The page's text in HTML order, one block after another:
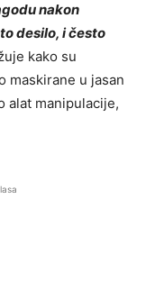
nakon
desilo, i često
kako su
maskirane u jasan
alat manipulacije,